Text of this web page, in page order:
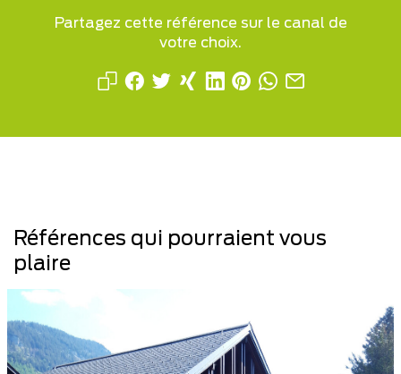
Partagez cette référence sur le canal de
votre choix.
Références qui pourraient vous
plaire